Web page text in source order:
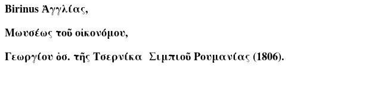
Birinus Ἀγγλίας,
Μωυσέως τοῦ οἰκονόμου,
Γεωργίου ὁσ. τῆς Τσερνίκα Σιμπιοῦ Ρουμανίας (1806).